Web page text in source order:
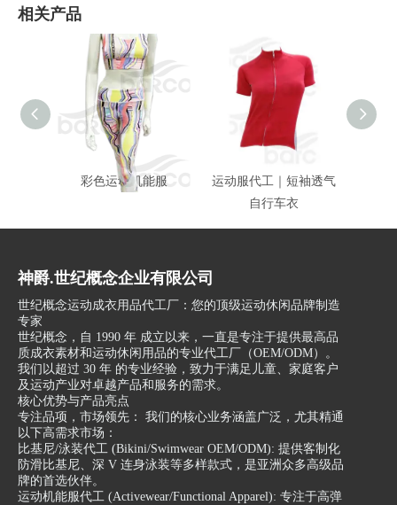
相关产品
彩色运动机能服
运动服代工｜短袖透气
自行车衣
神爵.世纪概念企业有限公司
世纪概念运动成衣用品代工厂：您的顶级运动休闲品牌制造
专家
世纪概念，自 1990 年 成立以来，一直是专注于提供最高品
质成衣素材和运动休闲用品的专业代工厂（OEM/ODM）。
我们以超过 30 年 的专业经验，致力于满足儿童、家庭客户
及运动产业对卓越产品和服务的需求。
核心优势与产品亮点
专注品项，市场领先： 我们的核心业务涵盖广泛，尤其精通
以下高需求市场：
比基尼/泳装代工 (Bikini/Swimwear OEM/ODM): 提供客制化
防滑比基尼、深 V 连身泳装等多样款式，是亚洲众多高级品
牌的首选伙伴。
运动机能服代工 (Activewear/Functional Apparel): 专注于高弹